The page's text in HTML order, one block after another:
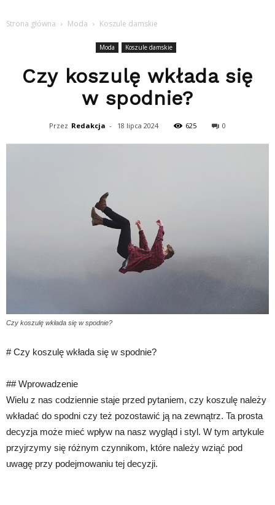
Strona główna Moda Koszule damskie
Moda Koszule damskie
Czy koszulę wkłada się
w spodnie?
Przez Redakcja - 18 lipca 2024 625 0
Czy koszulę wkłada się w spodnie?
# Czy koszulę wkłada się w spodnie?
## Wprowadzenie
Wielu z nas codziennie staje przed pytaniem, czy koszulę należy
wkładać do spodni czy też pozostawić ją na zewnątrz. Ta prosta
decyzja może mieć wpływ na nasz wygląd i styl. W tym artykule
przyjrzymy się różnym czynnikom, które należy wziąć pod
uwagę przy podejmowaniu tej decyzji.